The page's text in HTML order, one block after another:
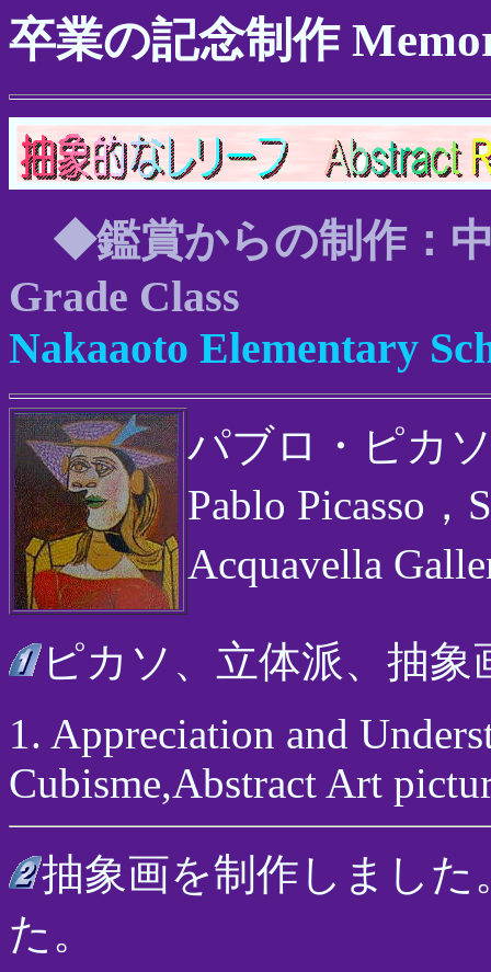
卒業の記念制作
◆鑑賞からの制作：
Grade Class
Nakaaoto Elementary
パブロ・ピカ
Pablo Picasso
Acquavella
ピカソ、立体派、抽
1. Appreciation and
Cubisme,Abstract Art
抽象画を制作しまし
た。